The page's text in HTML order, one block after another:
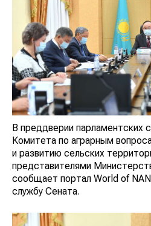
В преддверии парламентских
Комитета по аграрным
и развитию сельских
представителями
сообщает портал World of
службу Сената.